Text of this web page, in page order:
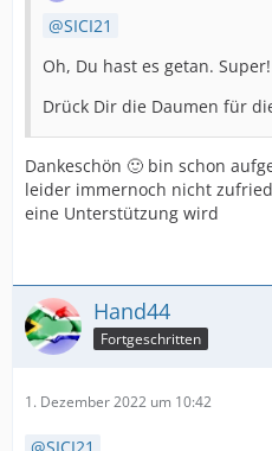
SICI21
Oh, Du hast es getan. Super!
Drück Dir die Daumen für
Dankeschön 🙂 bin schon
leider immernoch nicht
eine Unterstützung wird
Hand44
Fortgeschritten
1. Dezember 2022 um 10:42